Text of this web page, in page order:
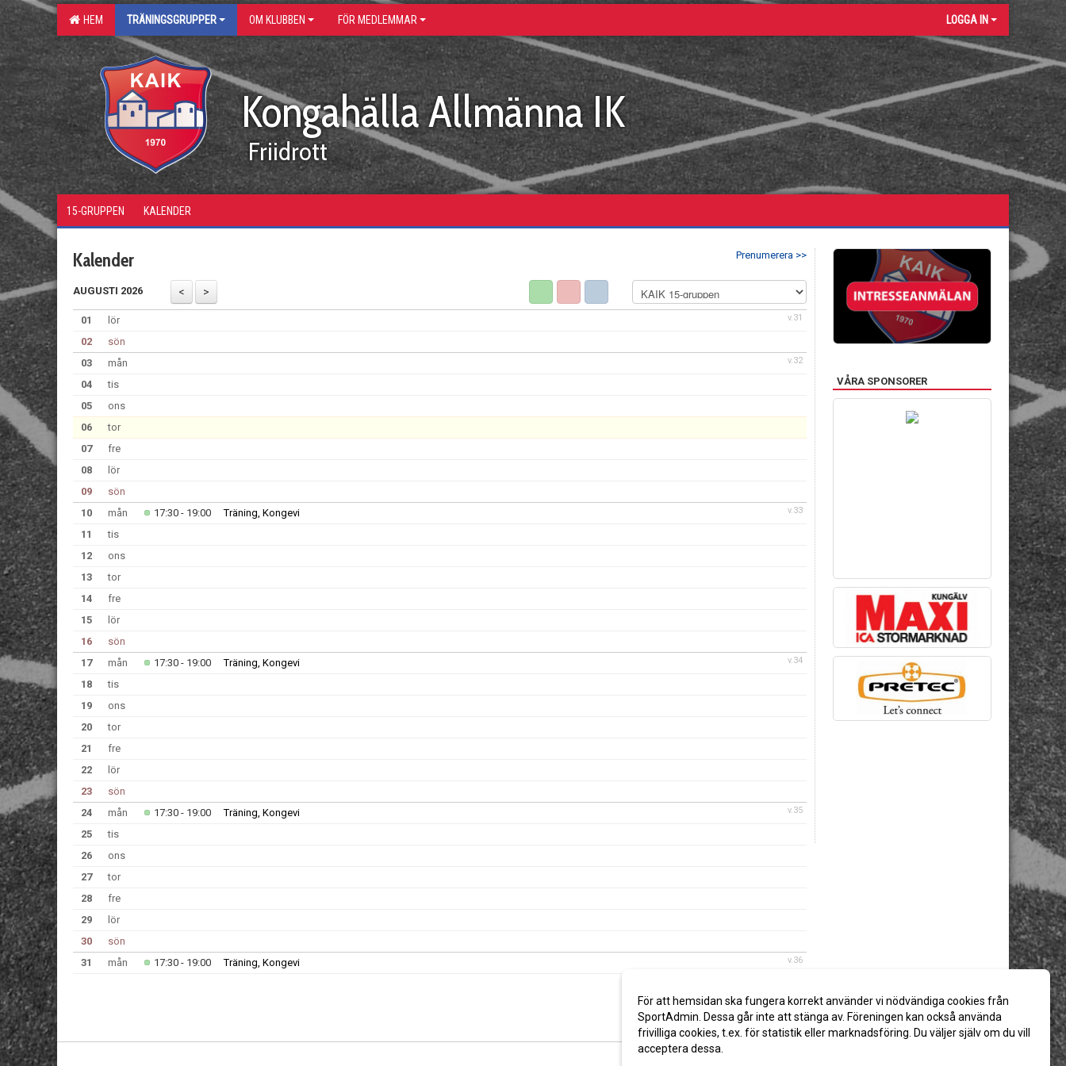
HEM TRÄNINGSGRUPPER OM KLUBBEN FÖR MEDLEMMAR LOGGA IN
Kongahälla Allmänna IK
Friidrott
15-GRUPPEN KALENDER
Prenumerera >>
Kalender
AUGUSTI 2026
v.31
01
lör
02
sön
v.32
03
mån
04
tis
05
ons
06
tor
07
fre
08
lör
09
sön
v.33
10 mån 17:30 - 19:00
Träning, Kongevi
11
tis
12
ons
13
tor
14
fre
15
lör
16
sön
v.34
17 mån 17:30 - 19:00
Träning, Kongevi
18
tis
19
ons
20
tor
21
fre
22
lör
23
sön
v.35
24 mån 17:30 - 19:00
Träning, Kongevi
25
tis
26
ons
27
tor
28
fre
29
lör
30
sön
v.36
31 mån 17:30 - 19:00 Träning, Kongevi
VÅRA SPONSORER
För att hemsidan ska fungera korrekt använder vi nödvändiga cookies från
SportAdmin. Dessa går inte att stänga av. Föreningen kan också använda
frivilliga cookies, t.ex. för statistik eller marknadsföring. Du väljer själv om du vill
acceptera dessa.